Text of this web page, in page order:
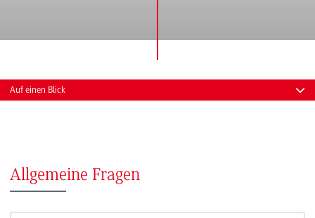
Auf einen Blick
Allgemeine Fragen